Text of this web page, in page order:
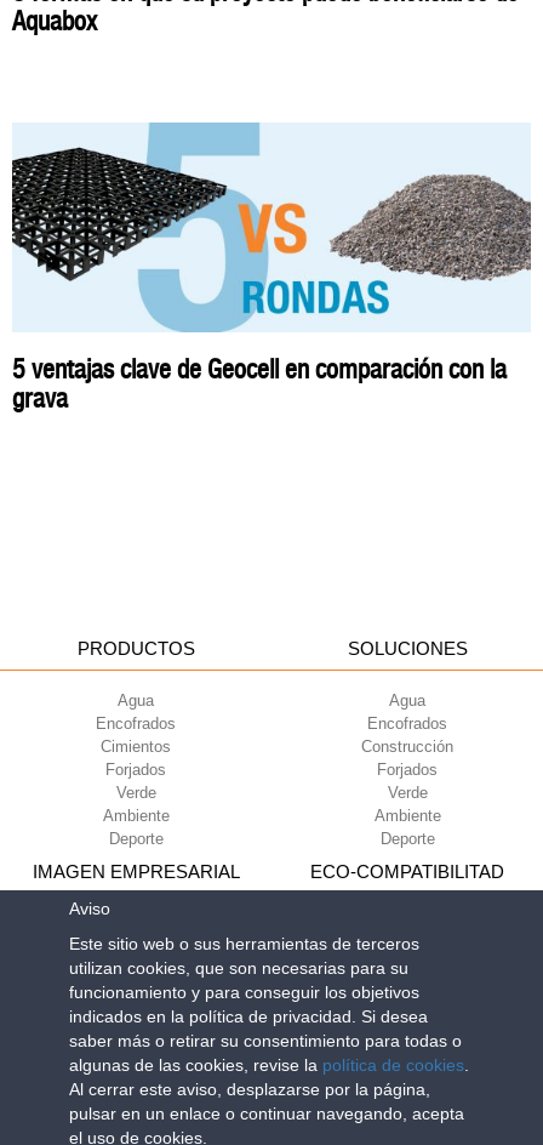
Aquabox
5 ventajas clave de Geocell en comparación con la
grava
PRODUCTOS
Agua
Encofrados
Cimientos
Forjados
Verde
Ambiente
Deporte
SOLUCIONES
Agua
Encofrados
Construcción
Forjados
Verde
Ambiente
Deporte
IMAGEN EMPRESARIAL
Condiciones de venta
Sobre nosotros
Newsletter
ECO-COMPATIBILITAD
Geoplast S.p.A. | Via Martiri della Libertà, 6/8 - 35010 Grantorto (Padova)
ITALY - Tel+39 049 9490289 - info@geoplastglobal.com
Reg. Impr. PD. n. 03285310284 - R.E.A. n. 300667 P.IVA e C.F.
03285310284 | Cap. Soc. Euro 2.000.000 i.v. |
Aviso
Este sitio web o sus herramientas de terceros
utilizan cookies, que son necesarias para su
funcionamiento y para conseguir los objetivos
indicados en la política de privacidad. Si desea
saber más o retirar su consentimiento para todas o
algunas de las cookies, revise la política de cookies
Al cerrar este aviso, desplazarse por la página,
pulsar en un enlace o continuar navegando, acepta
el uso de cookies.